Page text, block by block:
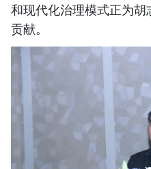
和现代化治理模式正为
贡献。